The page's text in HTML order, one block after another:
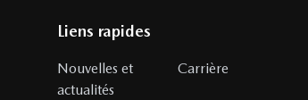
Liens rapides
Nouvelles et
actualités
Carrière